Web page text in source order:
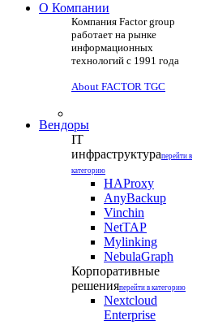
О Компании
Компания Factor group
работает на рынке
информационных
технологий с 1991 года
About FACTOR TGC
Вендоры
IT
инфраструктураперейти в
категорию
HAProxy
AnyBackup
Vinchin
NetTAP
Mylinking
NebulaGraph
Корпоративные
решенияперейти в категорию
Nextcloud
Enterprise